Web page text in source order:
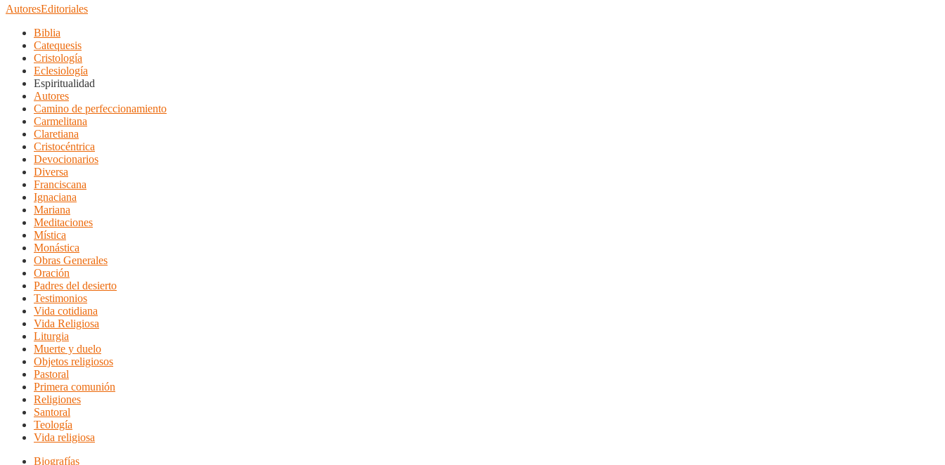
AutoresEditoriales
Biblia
Catequesis
Cristología
Eclesiología
Espiritualidad
Autores
Camino de perfeccionamiento
Carmelitana
Claretiana
Cristocéntrica
Devocionarios
Diversa
Franciscana
Ignaciana
Mariana
Meditaciones
Mística
Monástica
Obras Generales
Oración
Padres del desierto
Testimonios
Vida cotidiana
Vida Religiosa
Liturgia
Muerte y duelo
Objetos religiosos
Pastoral
Primera comunión
Religiones
Santoral
Teología
Vida religiosa
Biografías